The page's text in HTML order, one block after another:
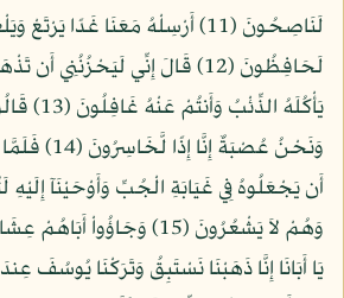
لَنَاصِحُونَ (11) أَرْسِلْهُ مَعَنَا غَدًا
لَحَافِظُونَ (12) قَالَ إِنِّي لَيَحْزُنُنِي
يَأْكُلَهُ
وَنَحْنُ عُصْبَةٌ
أَن يَجْعَلُوهُ فِي غَيَابَةِ الْجُبِّ وَأَوْحَيْنَآ إِلَيْهِ
يَا أَبَانَا إِنَّا ذَهَبْنَا نَسْتَبِقُ وَتَرَكْنَا يُوسُفَ